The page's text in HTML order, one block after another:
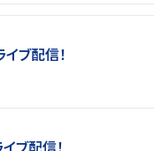
ブ配信！
ブ配信！